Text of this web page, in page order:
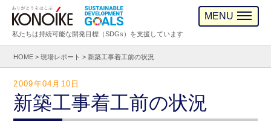
私たちは持続可能な開発目標（SDGs）を支援しています
MENU
HOME >現場レポート >新築工事着工前の状況
2009年04月10日
新築工事着工前の状況